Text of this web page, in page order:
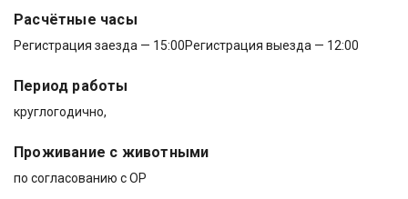
Расчётные часы
Регистрация заезда — 15:00Регистрация выезда — 12:00
Период работы
круглогодично,
Проживание с животными
по согласованию с ОР